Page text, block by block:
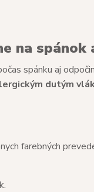
na spánok
spánku aj
dutým
farebných